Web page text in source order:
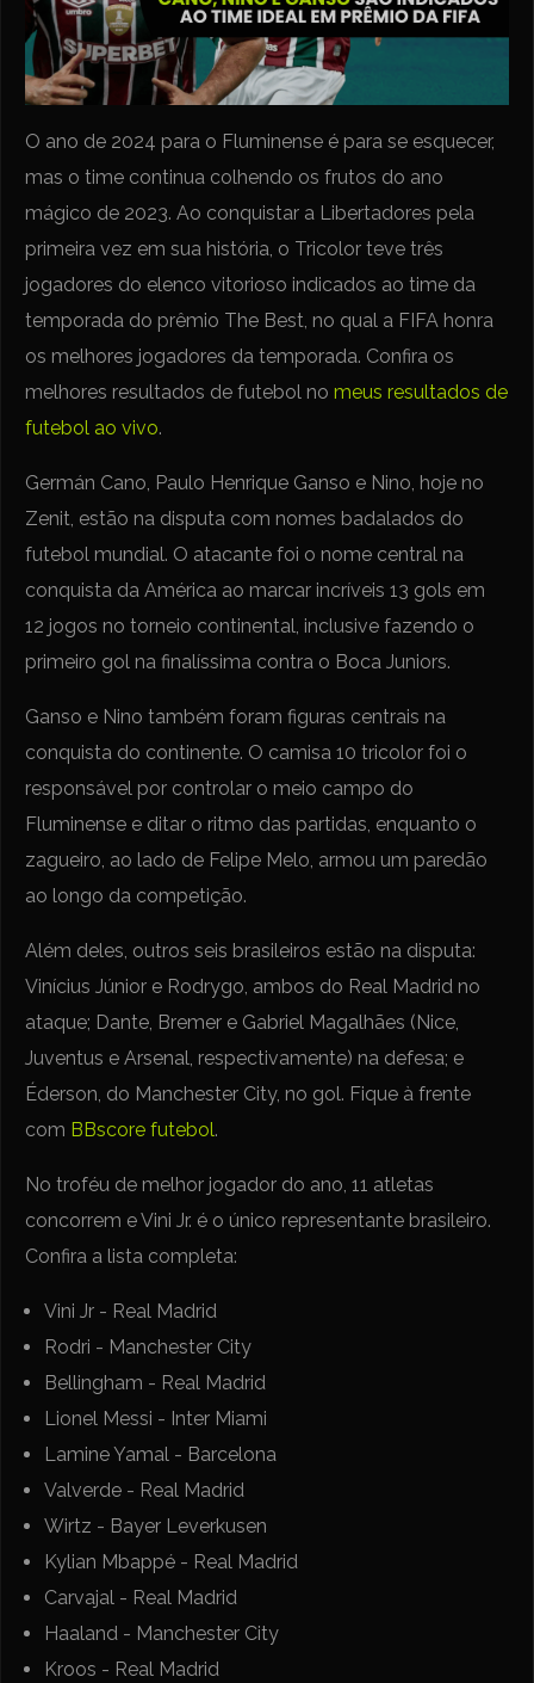
O ano de 2024 para o Fluminense é para se esquecer,
mas o time continua colhendo os frutos do ano
mágico de 2023. Ao conquistar a Libertadores pela
primeira vez em sua história, o Tricolor teve três
jogadores do elenco vitorioso indicados ao time da
temporada do prêmio The Best, no qual a FIFA honra
os melhores jogadores da temporada. Confira os
melhores resultados de futebol nomeus resultados de
futebol ao vivo.
Germán Cano, Paulo Henrique Ganso e Nino, hoje no
Zenit, estão na disputa com nomes badalados do
futebol mundial. O atacante foi o nome central na
conquista da América ao marcar incríveis 13 gols em
12 jogos no torneio continental, inclusive fazendo o
primeiro gol na finalíssima contra o Boca Juniors.
Ganso e Nino também foram figuras centrais na
conquista do continente. O camisa 10 tricolor foi o
responsável por controlar o meio campo do
Fluminense e ditar o ritmo das partidas, enquanto o
zagueiro, ao lado de Felipe Melo, armou um paredão
ao longo da competição.
Além deles, outros seis brasileiros estão na disputa:
Vinícius Júnior e Rodrygo, ambos do Real Madrid no
ataque; Dante, Bremer e Gabriel Magalhães (Nice,
Juventus e Arsenal, respectivamente) na defesa; e
Éderson, do Manchester City, no gol. Fique à frente
com BBscore futebol.
No troféu de melhor jogador do ano, 11 atletas
concorrem e Vini Jr. é o único representante brasileiro.
Confira a lista completa:
Vini Jr - Real Madrid
Rodri - Manchester City
Bellingham - Real Madrid
Lionel Messi - Inter Miami
Lamine Yamal - Barcelona
Valverde - Real Madrid
Wirtz - Bayer Leverkusen
Kylian Mbappé - Real Madrid
Carvajal - Real Madrid
Haaland - Manchester City
Kroos - Real Madrid